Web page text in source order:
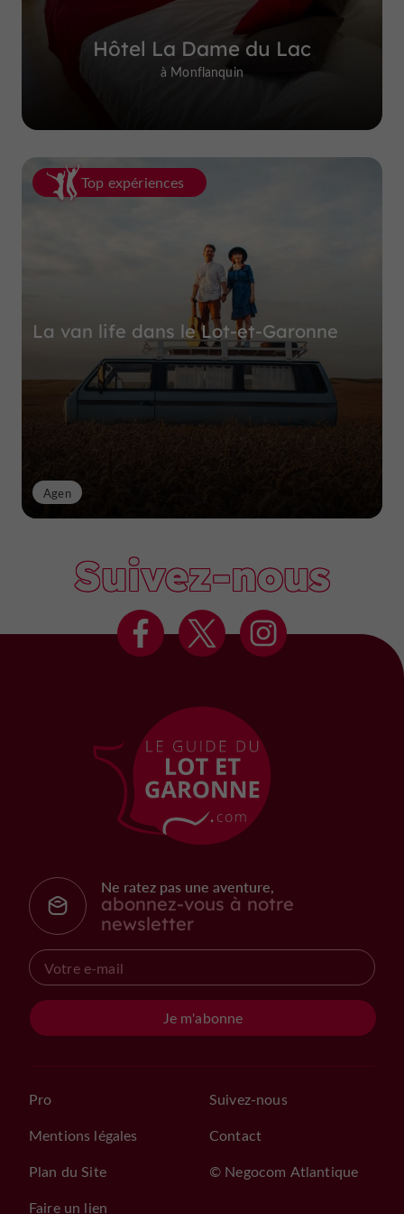
Hôtel La Dame du Lac
à Monflanquin
Top expériences
La van life dans le Lot-et-Garonne
Agen
Suivez-nous
Ne ratez pas une aventure,
abonnez-vous à notre
newsletter
Je m'abonne
Pro
Mentions légales
Plan du Site
Faire un lien
Suivez-nous
Contact
© Negocom Atlantique